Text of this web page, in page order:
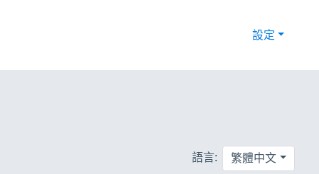
設定
語言: 繁體中文